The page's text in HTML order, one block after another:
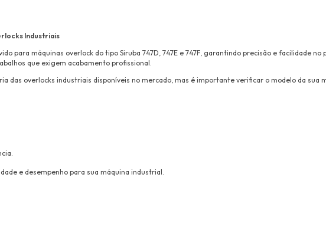
Industriais
para máquinas overlock do tipo Siruba 747D, 747E e 747F, garantindo precisão e facilidade
que exigem acabamento profissional.
das overlocks industriais disponíveis no mercado, mas é importante verificar o modelo da sua
e desempenho para sua máquina industrial.